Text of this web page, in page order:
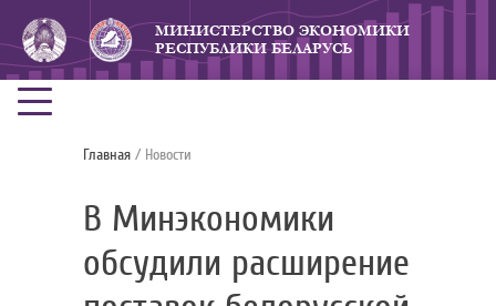
МИНИСТЕРСТВО ЭКОНОМИКИ
РЕСПУБЛИКИ БЕЛАРУСЬ
Главная / Новости
В Минэкономики
обсудили расширение